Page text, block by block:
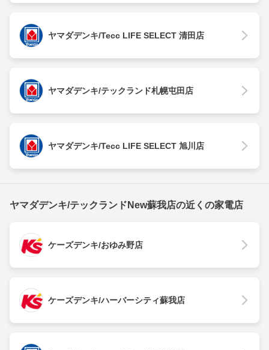
ヤマダデンキ/Tecc LIFE SELECT 清田店
ヤマダデンキ/テックランド札幌屯田店
ヤマダデンキ/Tecc LIFE SELECT 旭川店
ヤマダデンキ/テックランドNew蘇我店の近くの家電店
ケーズデンキ/おゆみ野店
ケーズデンキ/ハーバーシティ蘇我店